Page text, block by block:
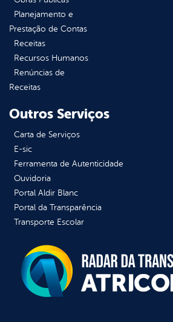
Planejamento e
Prestação de Contas
Receitas
Recursos Humanos
Renúncias de
Receitas
Outros Serviços
Carta de Serviços
E-sic
Ferramenta de Autenticidade
Ouvidoria
Portal Aldir Blanc
Portal da Transparência
Transporte Escolar